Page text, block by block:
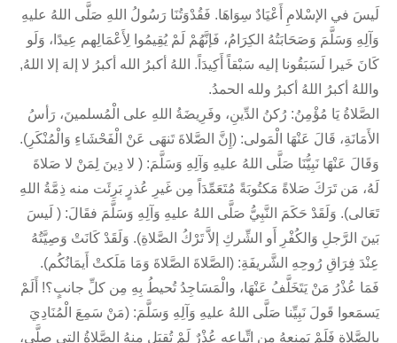
لَيسَ في الإسْلامِ أَعْيَادٌ سِوَاهَا. فَقُدْوَتُنَا رَسُولُ اللهِ صَلَّى اللهُ عليهِ
وَآلِهِ وَسَلَّمَ وَصَحَابَتُهُ الكِرَامُ، فَإنَّهُمْ لَمْ يُقِيمُوا لِأَعْمَالِهم عِيدًا، وَلَو
كَانَ خَيرا لَسَبَقُونا إليه سَبْقاً أَكِيدَاً. اللهُ أكبرُ الله أكبرُ لا إلهَ إلا اللهُ,
واللهُ أكبرُ اللهُ أكبرُ ولله الحمدُ.
الصَّلاةُ يَا مُؤْمِنُ: رُكنُ الدِّينِ، وفَرِيضَةُ اللهِ على الْمُسلمينَ، رَأسُ
الأَمَانَةِ، قَالَ عَنْهَا الْمَولى: (إِنَّ الصَّلاةَ تَنهَى عَنْ الْفَحْشَاءِ وَالْمُنْكَرِ).
وَقَالَ عَنْهَا نَبِيُّنَا صَلَّى اللهُ عليهِ وَآلِهِ وَسَلَّمَ: ( لا دِينَ لِمَنْ لا صَلاةَ
لَهُ، مَن تَرَكَ صَلاةً مَكتُوبَةً مُتَعَمِّدَاً مِن غَيرِ عُذرٍ بَرِئَت منه ذِمَّةُ اللهِ
تَعَالى). وَلَقَدْ حَكَمَ النَّبِيُّ صَلَّى اللهُ عليهِ وَآلِهِ وَسَلَّمَ فقَالَ: ( لَيسَ
بَينَ الرَّجلِ وَالكُفْرِ أَو الشِّركِ إلاَّ تَرْكُ الصَّلاةِ). وَلَقَدْ كَانَتْ وَصِيَّتُهُ
عِنْدَ فِرَاقِ رُوحِهِ الشَّريفَةِ: (الصَّلاةَ الصَّلاةَ وَمَا مَلَكتْ أَيمَانُكُم).
فَمَا عُذْرُ مَنْ يَتَخَلَّفُ عَنْهَا، والْمَسَاجِدُ تُحيطُ بِهِ مِن كلِّ جانبٍ؟! أَلَمْ
يَسمَعوا قَولَ نَبِيِّنا صَلَّى اللهُ عليهِ وَآلِهِ وَسَلَّمَ: (مَنْ سَمِعَ الْمُنَادِيَ
بالصَّلاةِ فَلَمْ يَمنعهُ من اتِّباعِهِ عُذْرٌ لَمْ تُقبَل منهُ الصَّلاةُ التي صلَّى،